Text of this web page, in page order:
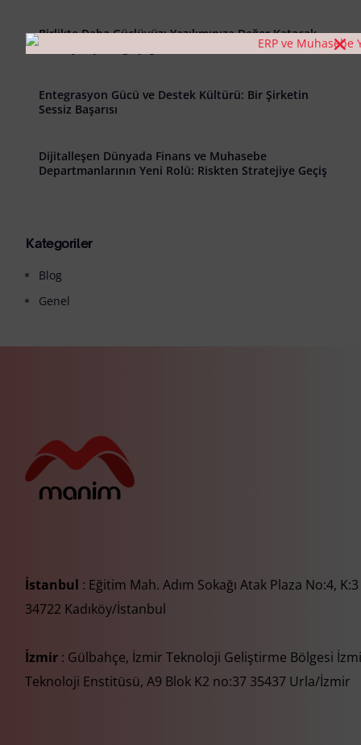
Birlikte Daha Güçlüyüz: Yazılımınıza Değer Katacak
Entegrasyon Gücü ve Destek Kültürü: Bir Şirketin
Sessiz Başarısı
Dijitalleşen Dünyada Finans ve Muhasebe
Departmanlarının Yeni Rolü: Riskten Stratejiye Geçiş
Kategoriler
Blog
Genel
İstanbul : Eğitim Mah. Adım Sokağı Atak Plaza No:4,
34722 Kadıköy/İstanbul
İzmir : Gülbahçe, İzmir Teknoloji Geliştirme Bölgesi
Teknoloji Enstitüsü, A9 Blok K2 no:37 35437 Urla/İzmir